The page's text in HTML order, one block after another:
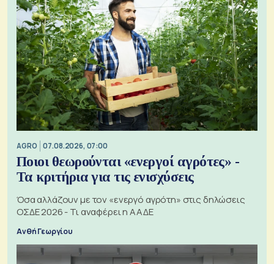
AGRO 07.08.2026, 07:00
Ποιοι θεωρούνται «ενεργοί αγρότες» -
Τα κριτήρια για τις ενισχύσεις
Όσα αλλάζουν με τον «ενεργό αγρότη» στις δηλώσεις
ΟΣΔΕ 2026 - Τι αναφέρει η ΑΑΔΕ
Ανθή Γεωργίου